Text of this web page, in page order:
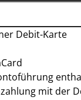
Debit-Karte
mit der